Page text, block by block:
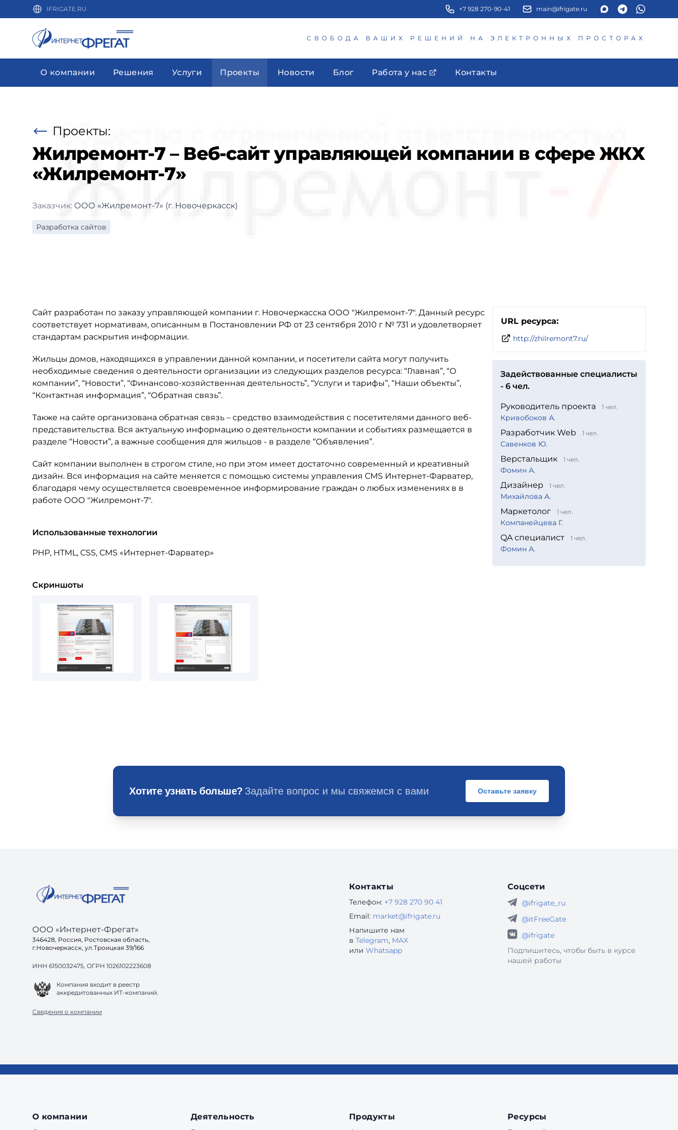
IFRIGATE.RU +7 928 270-90-41 main@ifrigate.ru
СВОБОДА ВАШИХ РЕШЕНИЙ НА ЭЛЕКТРОННЫХ ПРОСТОРАХ
О компании Решения Услуги Проекты Новости Блог Работа у нас Контакты
Проекты:
Жилремонт-7 – Веб-сайт управляющей компании в сфере ЖКХ
«Жилремонт-7»
Заказчик: ООО «Жилремонт-7» (г. Новочеркасск)
Разработка сайтов
Сайт разработан по заказу управляющей компании г. Новочеркасска ООО "Жилремонт-7". Данный ресурс
соответствует нормативам, описанным в Постановлении РФ от 23 сентября 2010 г № 731 и удовлетворяет
стандартам раскрытия информации.
Жильцы домов, находящихся в управлении данной компании, и посетители сайта могут получить
необходимые сведения о деятельности организации из следующих разделов ресурса: “Главная”, “О
компании”, “Новости”, “Финансово-хозяйственная деятельность”, “Услуги и тарифы”, “Наши объекты”,
“Контактная информация”, “Обратная связь”.
Также на сайте организована обратная связь – средство взаимодействия с посетителями данного веб-
представительства. Вся актуальную информацию о деятельности компании и событиях размещается в
разделе “Новости”, а важные сообщения для жильцов - в разделе “Объявления”.
Сайт компании выполнен в строгом стиле, но при этом имеет достаточно современный и креативный
дизайн. Вся информация на сайте меняется с помощью системы управления CMS Интернет-Фарватер,
благодаря чему осуществляется своевременное информирование граждан о любых изменениях в в
работе ООО "Жилремонт-7".
Использованные технологии
PHP, HTML, CSS, CMS «Интернет-Фарватер»
Скриншоты
URL ресурса:
http://zhilremont7.ru/
Задействованные специалисты
- 6 чел.
Руководитель проекта 1 чел.
Кривобоков А.
Разработчик Web 1 чел.
Савенков Ю.
Верстальщик 1 чел.
Фомин А.
Дизайнер 1 чел.
Михайлова А.
Маркетолог 1 чел.
Компанейцева Г.
QA специалист 1 чел.
Фомин А.
Хотите узнать больше? Задайте вопрос и мы свяжемся с вами Оставьте заявку
ООО «Интернет-Фрегат»
346428, Россия, Ростовская область,
г.Новочеркасск, ул.Троицкая 39/166
ИНН 6150032475, ОГРН 1026102223608
Компания входит в реестр
аккредитованных ИТ-компаний.
Сведения о компании
Контакты
Телефон: +7 928 270 90 41
Email: market@ifrigate.ru
Напишите нам
в Telegram, MAX
или Whatsapp
Соцсети
@ifrigate_ru
@itFreeGate
@ifrigate
Подпишитесь, чтобы быть в курсе
нашей работы
О компании Деятельность Продукты Ресурсы